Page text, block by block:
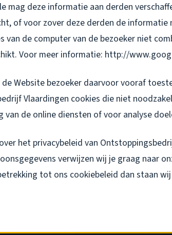
mag deze informatie aan derden
of voor zover deze derden de informatie
van de computer van de bezoeker niet
Voor meer informatie: http://
de Website bezoeker daarvoor vooraf
Vlaardingen cookies die niet
van de online diensten of voor analyse
het privacybeleid van
verwijzen wij je graag naar
tot ons cookiebeleid dan staan